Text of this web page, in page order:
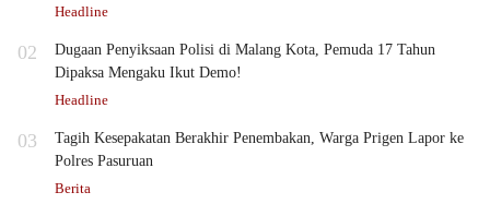
Headline
02
Dugaan Penyiksaan Polisi di Malang Kota, Pemuda 17 Tahun
Dipaksa Mengaku Ikut Demo!
Headline
03
Tagih Kesepakatan Berakhir Penembakan, Warga Prigen Lapor ke
Polres Pasuruan
Berita